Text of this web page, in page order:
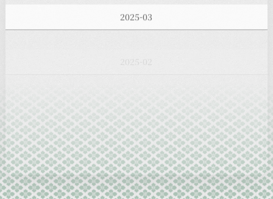
2025-02
2025-01
2024-11
2024-10
2024-09